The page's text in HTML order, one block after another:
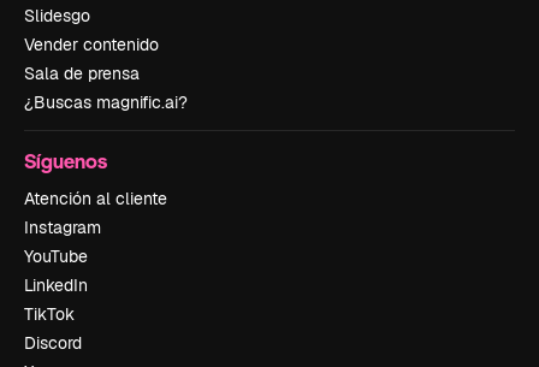
Slidesgo
Vender contenido
Sala de prensa
¿Buscas magnific.ai?
Síguenos
Atención al cliente
Instagram
YouTube
LinkedIn
TikTok
Discord